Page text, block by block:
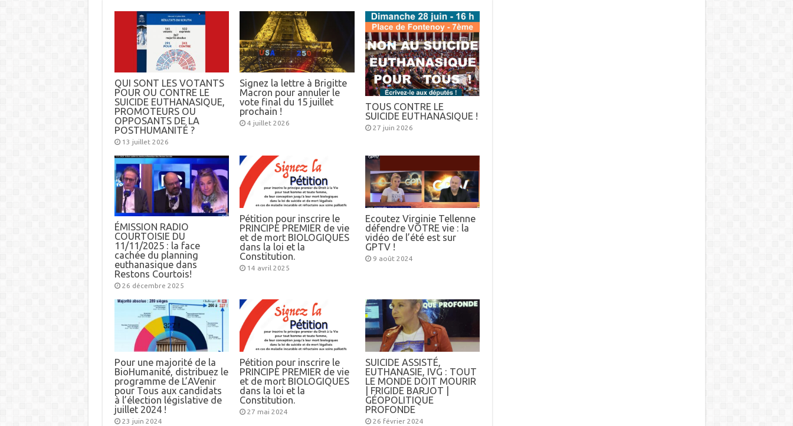
QUI SONT LES VOTANTS
POUR OU CONTRE LE
SUICIDE EUTHANASIQUE,
PROMOTEURS OU
OPPOSANTS DE LA
POSTHUMANITÉ ?
13 juillet 2026
Signez la lettre à Brigitte
Macron pour annuler le
vote final du 15 juillet
prochain !
4 juillet 2026
TOUS CONTRE LE
SUICIDE EUTHANASIQUE !
27 juin 2026
ÉMISSION RADIO
COURTOISIE DU
11/11/2025 : la face
cachée du planning
euthanasique dans
Restons Courtois!
26 décembre 2025
Pétition pour inscrire le
PRINCIPE PREMIER de vie
et de mort BIOLOGIQUES
dans la loi et la
Constitution.
14 avril 2025
Ecoutez Virginie Tellenne
défendre VOTRE vie : la
vidéo de l’été est sur
GPTV !
9 août 2024
Pour une majorité de la
BioHumanité, distribuez le
programme de L’AVenir
pour Tous aux candidats
à l’élection législative de
juillet 2024 !
23 juin 2024
Pétition pour inscrire le
PRINCIPE PREMIER de vie
et de mort BIOLOGIQUES
dans la loi et la
Constitution.
27 mai 2024
SUICIDE ASSISTÉ,
EUTHANASIE, IVG : TOUT
LE MONDE DOIT MOURIR
| FRIGIDE BARJOT |
GÉOPOLITIQUE
PROFONDE
26 février 2024